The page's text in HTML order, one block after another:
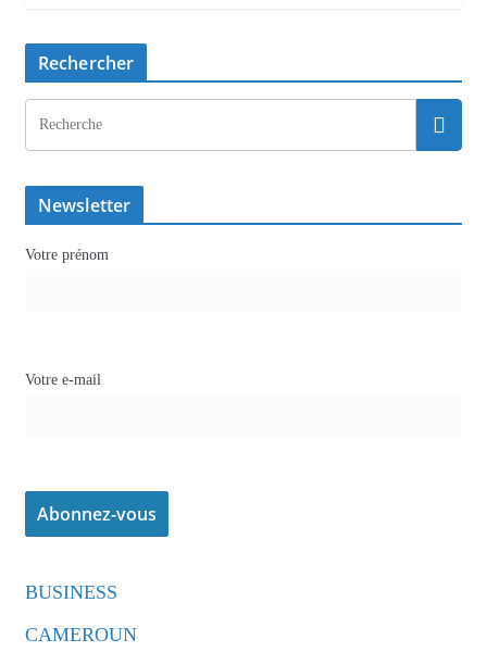
Rechercher
Newsletter
Votre prénom
Votre e-mail
BUSINESS
CAMEROUN